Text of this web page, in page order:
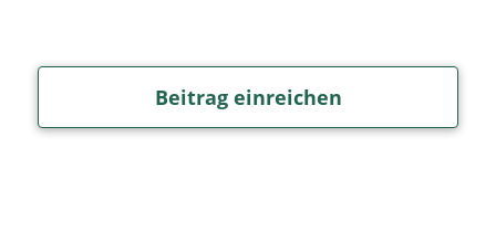
Beitrag einreichen